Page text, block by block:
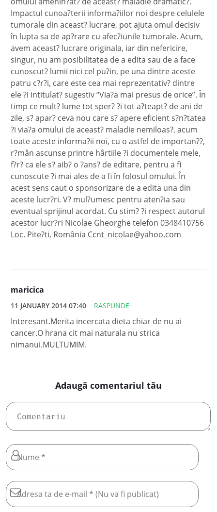
Impactul cunoa?terii informa?iilor noi despre celulele
tumorale din aceast? lucrare, pot ajuta omul decisiv
în lupta sa de ap?rare cu afec?iunile tumorale. Acum,
avem aceast? lucrare originala, iar din nefericire,
singur, nu am posibilitatea de a edita sau de a face
cunoscut? lumii nici cel pu?in, pe una dintre aceste
patru c?r?i, care este cea mai reprezentativ? dintre
ele ?i intitulat? sugestiv “Via?a mai presus de orice”. În
timp ce mult? lume tot sper? ?i tot a?teapt? de ani de
zile, s? apar? ceva nou care s? apere eficient s?n?tatea
?i via?a omului de aceast? maladie nemiloas?, acum
toate aceste informa?ii noi, cu o astfel de importan??,
r?mân ascunse printre hârtiile ?i documentele mele,
f?r? ca ele s? aib? o ?ans? de editare, pentru a fi
cunoscute ?i mai ales de a fi în folosul omului. În
acest sens caut o sponsorizare de a edita una din
aceste lucr?ri. V? mul?umesc pentru aten?ia sau
eventual sprijinul acordat. Cu stim? ?i respect autorul
acestor lucr?ri Nicolae Gheorghe telefon 0348410756
Loc. Pite?ti, România Ccnt_nicolae@yahoo.com
maricica
11 JANUARY 2014 07:40 RASPUNDE
Interesant.Merita incercata dieta chiar de nu ai
cancer.O hrana cit mai naturala nu strica
nimanui.MULTUMIM.
Adaugă comentariul tău